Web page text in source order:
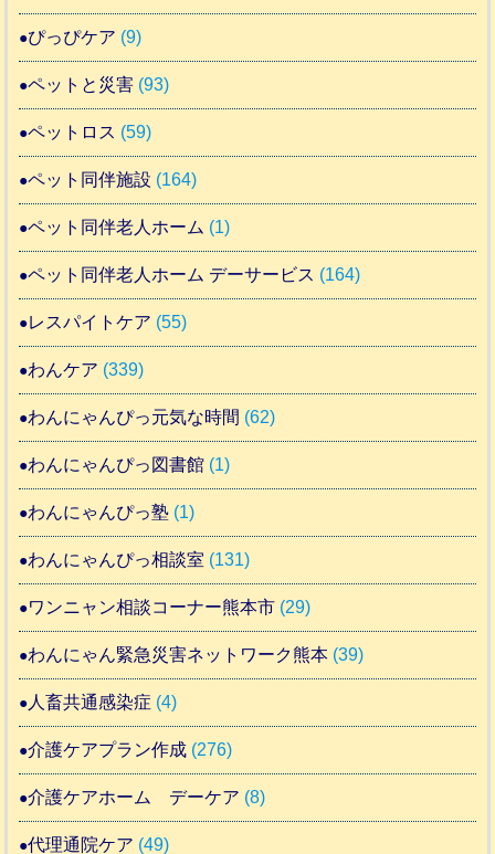
ぴっぴケア (9)
ペットと災害 (93)
ペットロス (59)
ペット同伴施設 (164)
ペット同伴老人ホーム (1)
ペット同伴老人ホーム デーサービス (164)
レスパイトケア (55)
わんケア (339)
わんにゃんぴっ元気な時間 (62)
わんにゃんぴっ図書館 (1)
わんにゃんぴっ塾 (1)
わんにゃんぴっ相談室 (131)
ワンニャン相談コーナー熊本市 (29)
わんにゃん緊急災害ネットワーク熊本 (39)
人畜共通感染症 (4)
介護ケアプラン作成 (276)
介護ケアホーム デーケア (8)
代理通院ケア (49)